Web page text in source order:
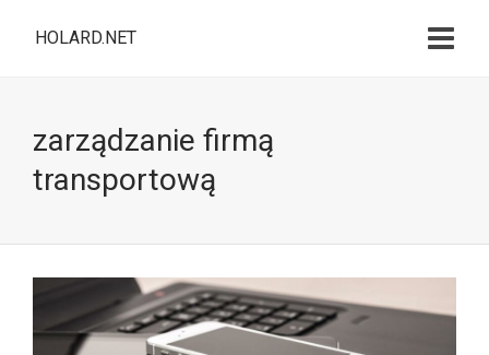
HOLARD.NET
zarządzanie firmą
transportową